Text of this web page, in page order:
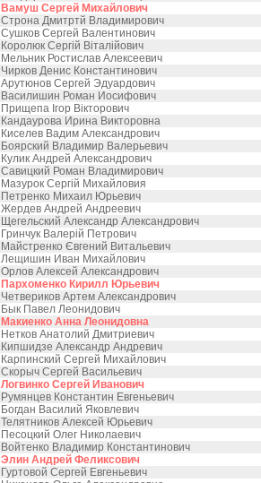
Вамуш Сергей Михайлович
Строна Дмитртй Владимирович
Сушков Сергей Валентинович
Королюк Сергій Віталійович
Мельник Ростислав Алексеевич
Чирков Денис Константинович
Арутюнов Сергей Эдуардович
Василишин Роман Иосифович
Прищепа Ігор Вікторович
Кандаурова Ирина Викторовна
Киселев Вадим Александрович
Боярский Владимир Валерьевич
Кулик Андрей Александрович
Савицкий Роман Владимирович
Мазурок Сергій Михайловия
Петренко Михаил Юрьевич
Жердев Андрей Андреевич
Щегельский Александр Александрович
Гринчук Валерій Петрович
Майстренко Євгений Витальевич
Лещишин Иван Михайлович
Орлов Алексей Александрович
Пархоменко Кирилл Юрьевич
Четвериков Артем Александрович
Бык Павел Леонидович
Макиенко Анна Леонидовна
Нетков Анатолий Дмитриевич
Кипшидзе Александр Андревич
Карпинский Сергей Михайлович
Скорыч Сергей Васильевич
Логвинко Сергей Иванович
Румянцев Константин Евгеньевич
Богдан Василий Яковлевич
Телятников Алексей Юрьевич
Песоцкий Олег Николаевич
Войтенко Владимир Константинович
Элин Андрей Феликсович
Гуртовой Сергей Евгеньевич